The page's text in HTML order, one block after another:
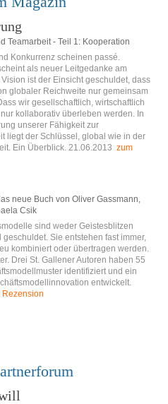
Teamarbeit - Teil 1: Kooperation
Konkurrenz scheinen passé.
als neuer Leitgedanke am
ist der Einsicht geschuldet, dass
globaler Reichweite nur gemeinsam
wir gesellschaftlich, wirtschaftlich
kollaborativ überleben werden. In
unserer Fähigkeit zur
liegt der Schlüssel, global wie in der
Ein Überblick. 21.06.2013 zum
neue Buch von Oliver Gassmann,
Csik
sind weder Geistesblitzen
geschuldet. Sie entstehen fast immer,
kombiniert oder übertragen werden.
Drei St. Gallener Autoren haben 55
identifiziert und ein
entwickelt.
Rezension